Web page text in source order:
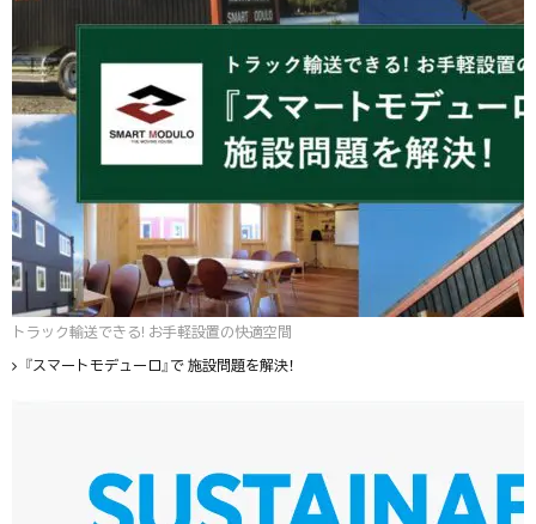
トラック輸送できる! お手軽設置の快適空間
『スマートモデューロ』で 施設問題を解決！